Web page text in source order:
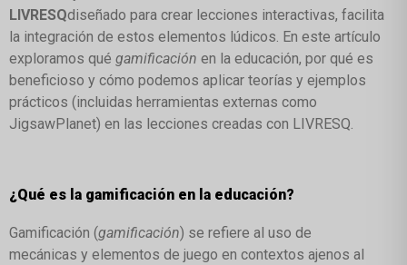
LIVRESQdiseñado para crear lecciones interactivas, facilita
la integración de estos elementos lúdicos. En este artículo
exploramos qué gamificación en la educación, por qué es
beneficioso y cómo podemos aplicar teorías y ejemplos
prácticos (incluidas herramientas externas como
JigsawPlanet) en las lecciones creadas con LIVRESQ.
¿Qué es la gamificación en la educación?
Gamificación (gamificación) se refiere al uso de
mecánicas y elementos de juego en contextos ajenos al